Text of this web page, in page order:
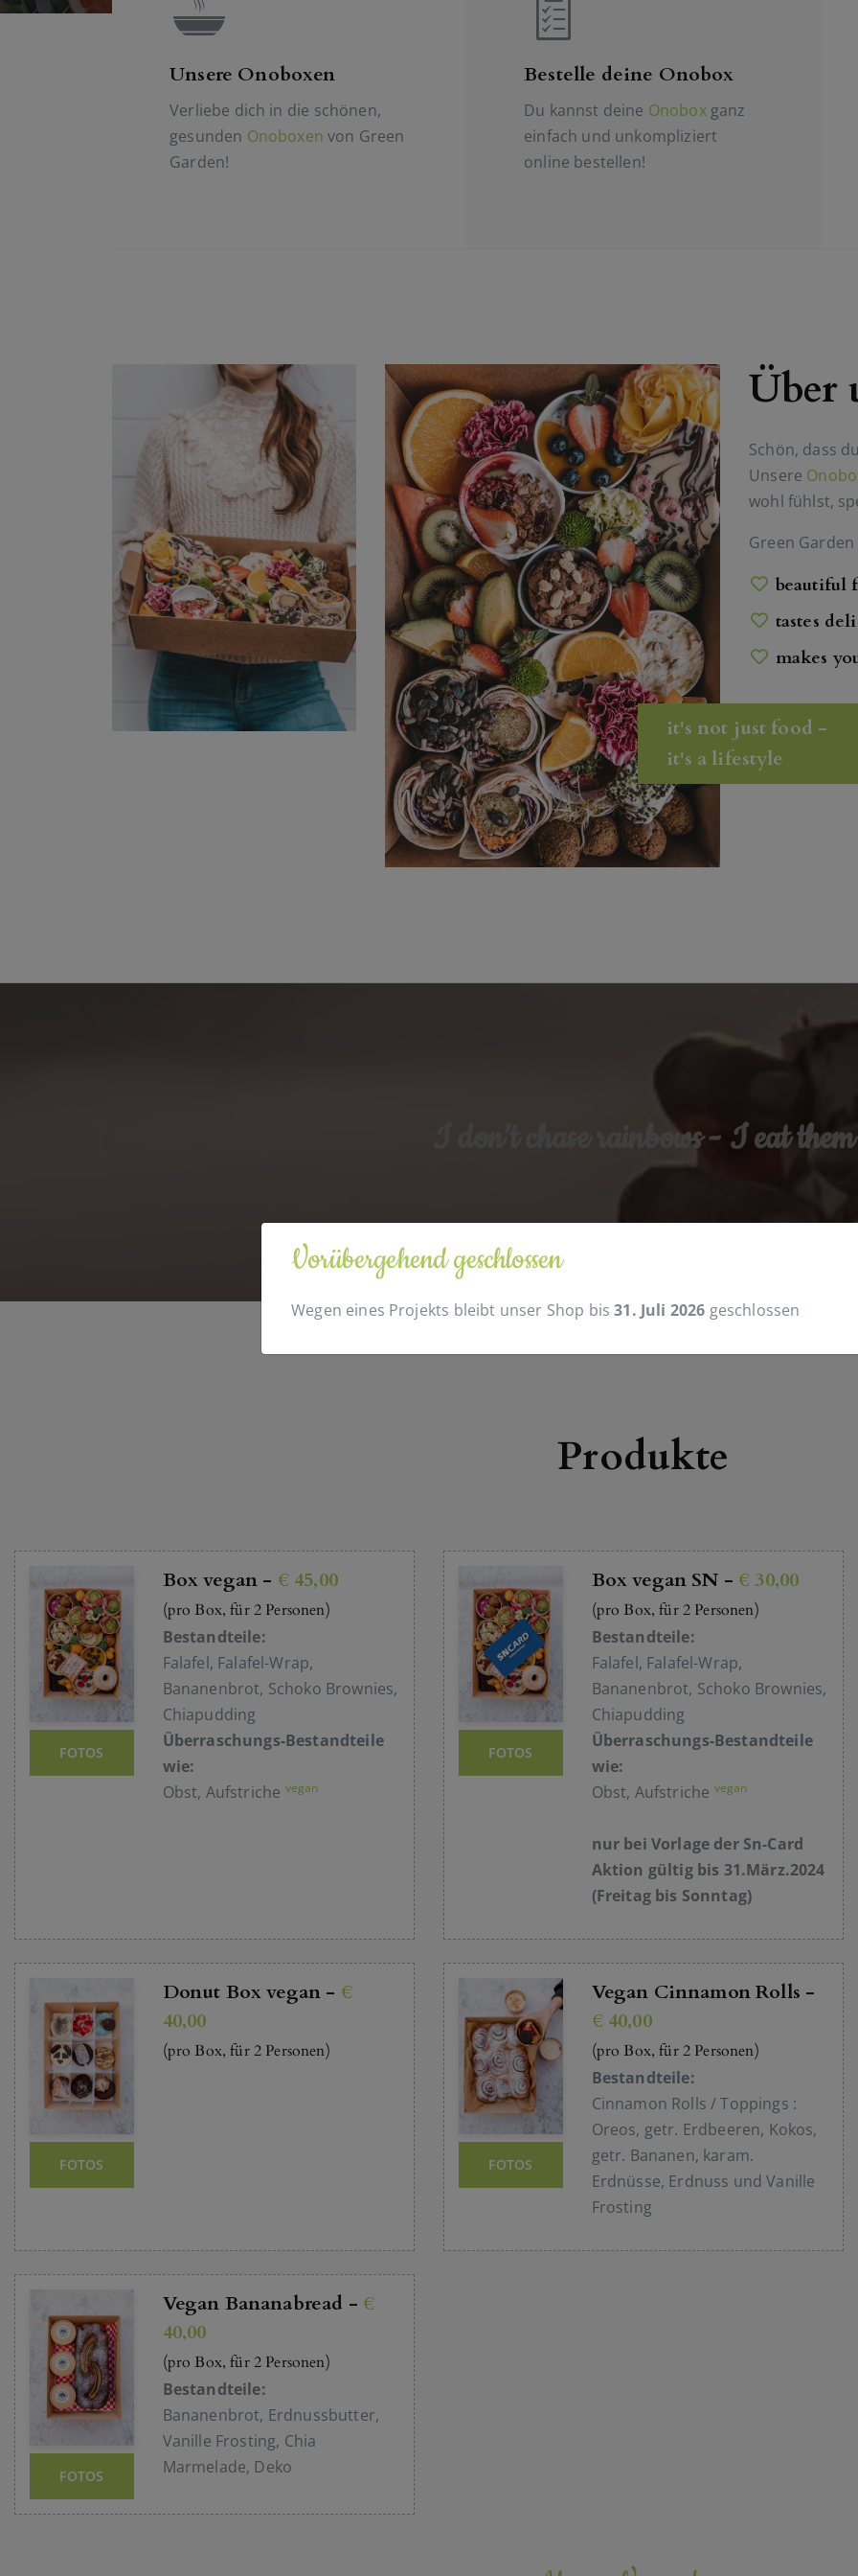
Unsere Onoboxen
Verliebe dich in die schönen,
gesunden Onoboxen von Green
Garden!
Bestelle deine Onobox
Du kannst deine Onoboxganz
einfach und unkompliziert
online bestellen!
Über
Schön, dass
Unsere
wohl fühlst,
Green
beautiful
tastes
makes
it's not just food -
it's a lifestyle
I don’t chase rainbows - I eat them
Produkte
FOTOS
Box vegan - € 45,00
(pro Box, für 2 Personen)
Bestandteile:
Falafel, Falafel-Wrap,
Bananenbrot, Schoko Brownies,
Chiapudding
Überraschungs-Bestandteile
wie:
Obst, Aufstriche vegan
FOTOS
Box vegan SN - € 30,00
(pro Box, für 2 Personen)
Bestandteile:
Falafel, Falafel-Wrap,
Bananenbrot, Schoko Brownies,
Chiapudding
Überraschungs-Bestandteile
wie:
Obst, Aufstriche vegan
nur bei Vorlage der Sn-Card
Aktion gültig bis 31.März.2024
(Freitag bis Sonntag)
FOTOS
Donut Box vegan - €
40,00
(pro Box, für 2 Personen)
FOTOS
Vegan Cinnamon Rolls -
€ 40,00
(pro Box, für 2 Personen)
Bestandteile:
Cinnamon Rolls / Toppings :
Oreos, getr. Erdbeeren, Kokos,
getr. Bananen, karam.
Erdnüsse, Erdnuss und Vanille
Frosting
FOTOS
Vegan Bananabread - €
40,00
(pro Box, für 2 Personen)
Bestandteile:
Bananenbrot, Erdnussbutter,
Vanille Frosting, Chia
Marmelade, Deko
Vorübergehend geschlossen
Wegen eines Projekts bleibt unser Shop bis31. Juli 2026 geschlossen